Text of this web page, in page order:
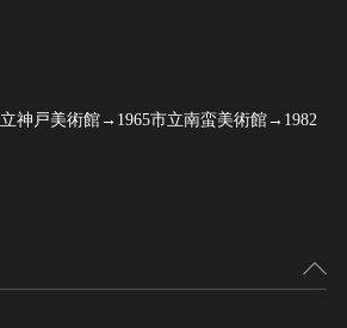
神戸美術館→1965市立南蛮美術館→1982